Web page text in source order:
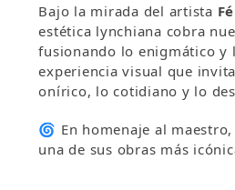
Bajo la mirada del artista
estética lynchiana cobra
fusionando lo enigmático y
experiencia visual que
onírico, lo cotidiano y lo
🌀 En homenaje al
una de sus obras más